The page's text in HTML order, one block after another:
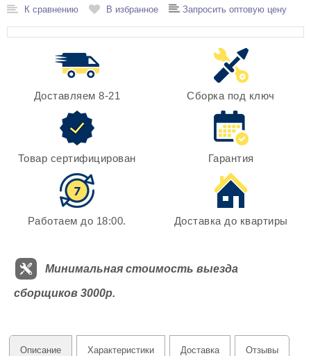
К сравнению В избранное Запросить оптовую цену
Доставляем 8-21 Сборка под ключ
Товар сертифицирован Гарантия
Работаем до 18:00. Доставка до квартиры
Минимальная стоимость выезда
сборщиков 3000р.
Описание Характеристики Доставка Отзывы